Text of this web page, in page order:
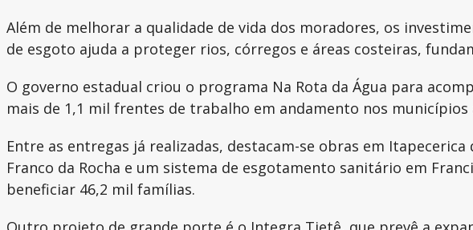
Além de melhorar a qualidade de vida dos moradores, os
de esgoto ajuda a proteger rios, córregos e áreas costeiras,
O governo estadual criou o programa Na Rota da Água para
mais de 1,1 mil frentes de trabalho em andamento nos
Entre as entregas já realizadas, destacam-se obras em Itapecerica
Franco da Rocha e um sistema de esgotamento sanitário em
beneficiar 46,2 mil famílias.